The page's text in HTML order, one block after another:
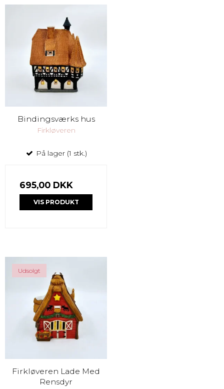
Bindingsværks hus
Firkløveren
På lager (1 stk.)
695,00 DKK
VIS PRODUKT
Udsolgt
Firkløveren Lade Med
Rensdyr